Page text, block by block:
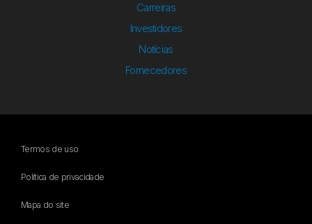
Carreiras
Investidores
Notícias
Fornecedores
Termos de uso
Política de privacidade
Mapa do site